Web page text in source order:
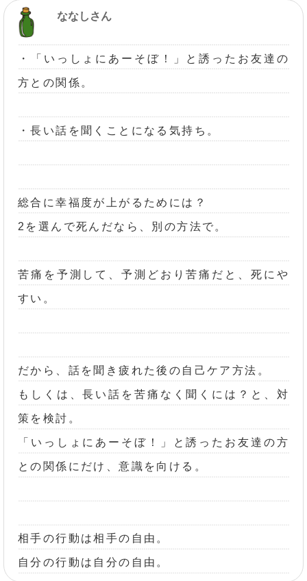
ななしさん
・「いっしょにあーそぼ！」と誘ったお友達の
方との関係。
・長い話を聞くことになる気持ち。
総合に幸福度が上がるためには？
2を選んで死んだなら、別の方法で。
苦痛を予測して、予測どおり苦痛だと、死にや
すい。
だから、話を聞き疲れた後の自己ケア方法。
もしくは、長い話を苦痛なく聞くには？と、対
策を検討。
「いっしょにあーそぼ！」と誘ったお友達の方
との関係にだけ、意識を向ける。
相手の行動は相手の自由。
自分の行動は自分の自由。